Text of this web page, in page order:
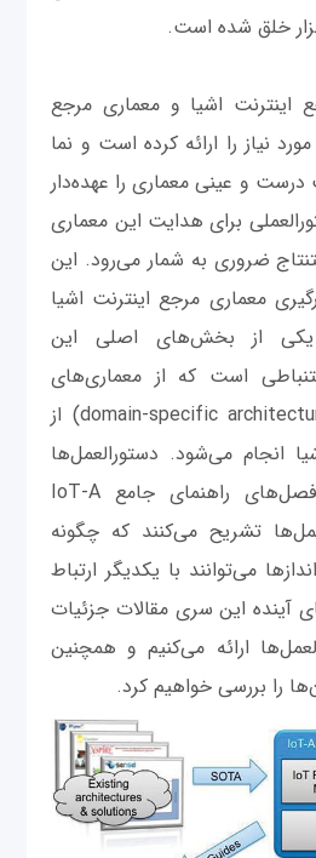
خلق شده است.
اینترنت اشیا و معماری مرجع
نیاز را ارائه کرده است و نما
و عینی معماری را عهده‌دار
برای هدایت این معماری
ضروری به شمار می‌رود. این
معماری مرجع اینترنت اشیا
از بخش‌های اصلی این
است که از معماری‌های
مختص به دامنه (domain-specific architectures) از
انجام می‌شود. دستورالعمل‌ها
یکی از مهم‌ترین سرفصل‌های راهنمای جامع IoT-A
تشریح می‌کنند که چگونه
می‌توانند با یکدیگر ارتباط
آینده این سری مقالات جزئیات
ارائه می‌کنیم و همچنین
را بررسی خواهیم کرد.